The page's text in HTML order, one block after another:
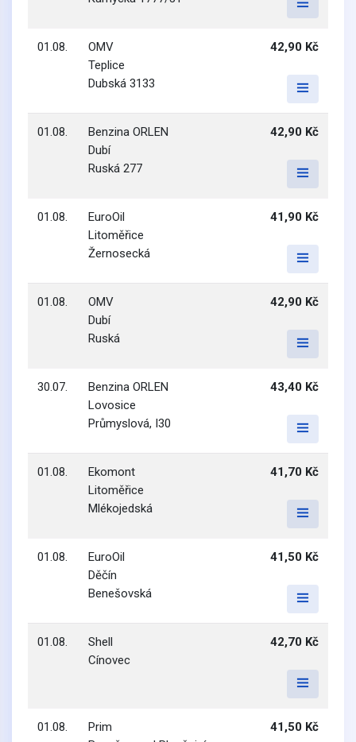
01.08.
OMV
Teplice
Dubská 3133
42,90 Kč
01.08.
Benzina ORLEN
Dubí
Ruská 277
42,90 Kč
01.08.
EuroOil
Litoměřice
Žernosecká
41,90 Kč
01.08.
OMV
Dubí
Ruská
42,90 Kč
30.07.
Benzina ORLEN
Lovosice
Průmyslová, I30
43,40 Kč
01.08.
Ekomont
Litoměřice
Mlékojedská
41,70 Kč
01.08.
EuroOil
Děčín
Benešovská
41,50 Kč
01.08.
Shell
Cínovec
42,70 Kč
01.08.
Prim
41,50 Kč